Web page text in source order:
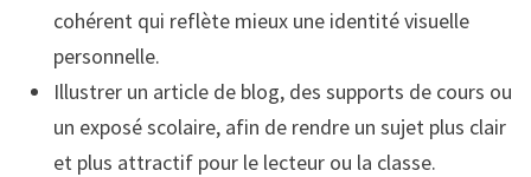
cohérent qui reflète mieux une identité visuelle
personnelle.
Illustrer un article de blog, des supports de cours ou
un exposé scolaire, afin de rendre un sujet plus clair
et plus attractif pour le lecteur ou la classe.